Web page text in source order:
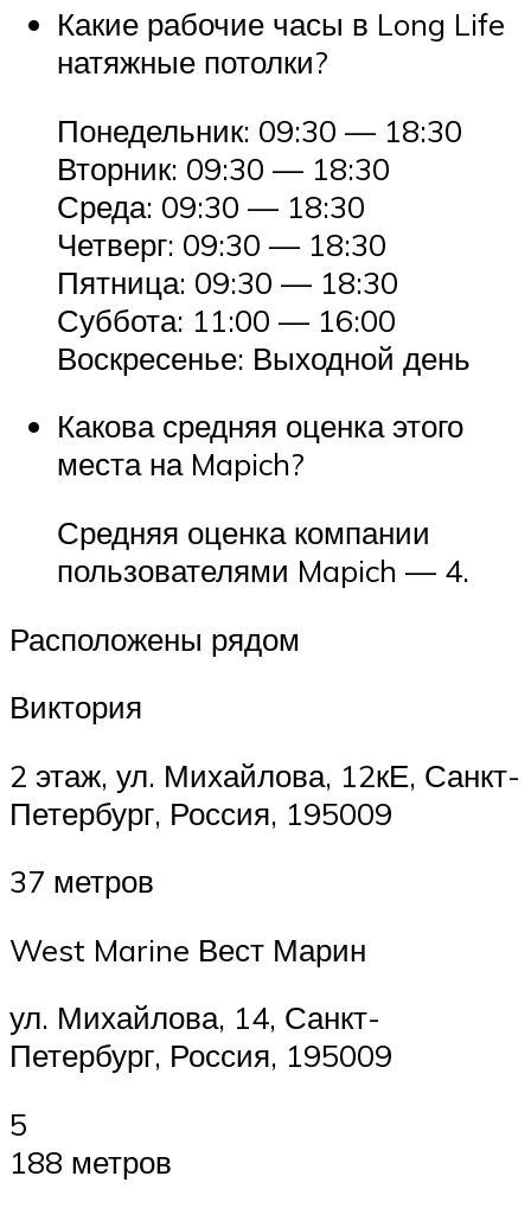
Какие рабочие часы в Long Life
натяжные потолки?
Понедельник: 09:30 — 18:30
Вторник: 09:30 — 18:30
Среда: 09:30 — 18:30
Четверг: 09:30 — 18:30
Пятница: 09:30 — 18:30
Суббота: 11:00 — 16:00
Воскресенье: Выходной день
Какова средняя оценка этого
места на Mapich?
Средняя оценка компании
пользователями Mapich — 4.
Расположены рядом
Виктория
2 этаж, ул. Михайлова, 12кЕ, Санкт-
Петербург, Россия, 195009
37 метров
West Marine Вест Марин
ул. Михайлова, 14, Санкт-
Петербург, Россия, 195009
5
188 метров